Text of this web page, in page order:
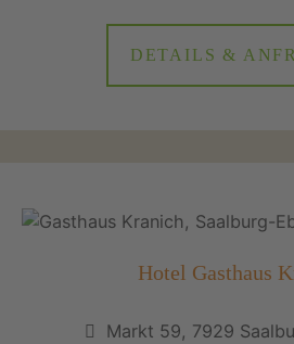
DETAILS &
Hotel Gasthaus
Markt 59, 7929